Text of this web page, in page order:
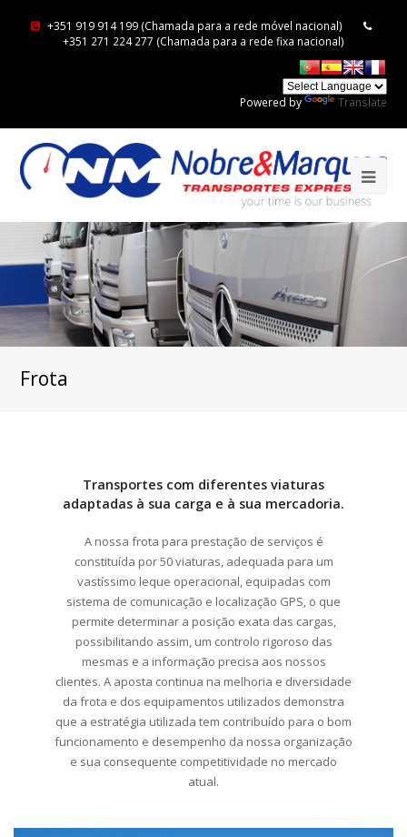
+351 919 914 199 (Chamada para a rede móvel nacional)
+351 271 224 277 (Chamada para a rede fixa nacional)
Powered by Translate
Frota
Transportes com diferentes viaturas
adaptadas à sua carga e à sua mercadoria.
A nossa frota para prestação de serviços é
constituída por 50 viaturas, adequada para um
vastíssimo leque operacional, equipadas com
sistema de comunicação e localização GPS, o que
permite determinar a posição exata das cargas,
possibilitando assim, um controlo rigoroso das
mesmas e a informação precisa aos nossos
clientes. A aposta continua na melhoria e diversidade
da frota e dos equipamentos utilizados demonstra
que a estratégia utilizada tem contribuído para o bom
funcionamento e desempenho da nossa organização
e sua consequente competitividade no mercado
atual.